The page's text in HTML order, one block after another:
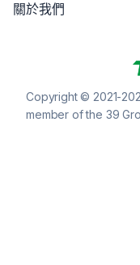
關於我們
Copyright © 2021-
member of the 39